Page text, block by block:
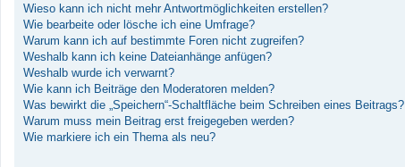
Wieso kann ich nicht mehr Antwortmöglichkeiten erstellen?
Wie bearbeite oder lösche ich eine Umfrage?
Warum kann ich auf bestimmte Foren nicht zugreifen?
Weshalb kann ich keine Dateianhänge anfügen?
Weshalb wurde ich verwarnt?
Wie kann ich Beiträge den Moderatoren melden?
Was bewirkt die „Speichern“-Schaltfläche beim Schreiben eines Beitrags?
Warum muss mein Beitrag erst freigegeben werden?
Wie markiere ich ein Thema als neu?